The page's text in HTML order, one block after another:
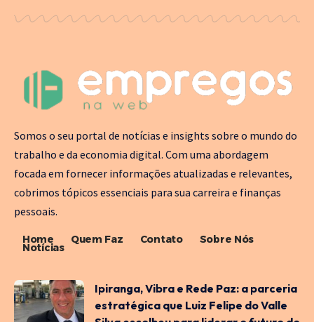
Somos o seu portal de notícias e insights sobre o mundo do
trabalho e da economia digital. Com uma abordagem
focada em fornecer informações atualizadas e relevantes,
cobrimos tópicos essenciais para sua carreira e finanças
pessoais.
Home Quem Faz Contato Sobre Nós
Notícias
Ipiranga, Vibra e Rede Paz: a parceria
estratégica que Luiz Felipe do Valle